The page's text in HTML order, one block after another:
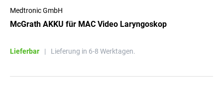
Medtronic GmbH
McGrath AKKU für MAC Video Laryngoskop
Lieferbar | Lieferung in 6-8 Werktagen.